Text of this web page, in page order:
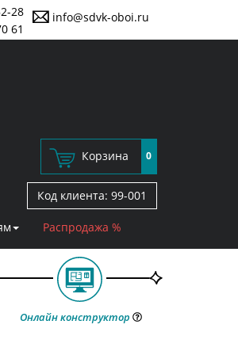
info@sdvk-oboi.ru
28
61
Корзина 0
Код клиента: 99-001
Распродажа %
Онлайн конструктор